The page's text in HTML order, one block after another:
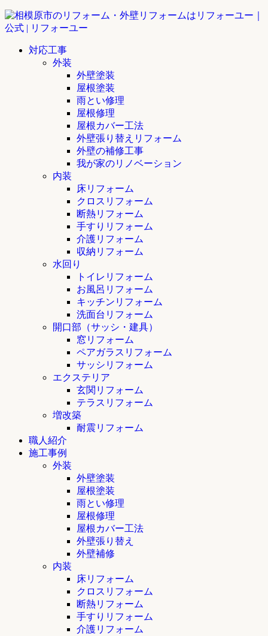
対応工事
外装
外壁塗装
屋根塗装
雨とい修理
屋根修理
屋根カバー工法
外壁張り替えリフォーム
外壁の補修工事
我が家のリノベーション
内装
床リフォーム
クロスリフォーム
断熱リフォーム
手すりリフォーム
介護リフォーム
収納リフォーム
水回り
トイレリフォーム
お風呂リフォーム
キッチンリフォーム
洗面台リフォーム
開口部（サッシ・建具）
窓リフォーム
ペアガラスリフォーム
サッシリフォーム
エクステリア
玄関リフォーム
テラスリフォーム
増改築
耐震リフォーム
職人紹介
施工事例
外装
外壁塗装
屋根塗装
雨とい修理
屋根修理
屋根カバー工法
外壁張り替え
外壁補修
内装
床リフォーム
クロスリフォーム
断熱リフォーム
手すりリフォーム
介護リフォーム